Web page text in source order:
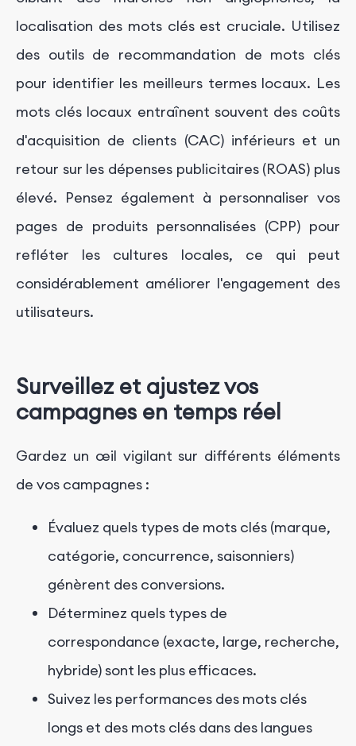
localisation des mots clés est cruciale. Utilisez
des outils de recommandation de mots clés
pour identifier les meilleurs termes locaux. Les
mots clés locaux entraînent souvent des coûts
d'acquisition de clients (CAC) inférieurs et un
retour sur les dépenses publicitaires (ROAS) plus
élevé. Pensez également à personnaliser vos
pages de produits personnalisées (CPP) pour
refléter les cultures locales, ce qui peut
considérablement améliorer l'engagement des
utilisateurs.
Surveillez et ajustez vos
campagnes en temps réel
Gardez un œil vigilant sur différents éléments
de vos campagnes :
Évaluez quels types de mots clés (marque,
catégorie, concurrence, saisonniers)
génèrent des conversions.
Déterminez quels types de
correspondance (exacte, large, recherche,
hybride) sont les plus efficaces.
Suivez les performances des mots clés
longs et des mots clés dans des langues